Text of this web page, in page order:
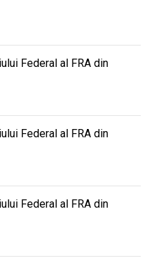
Federal al FRA din
Federal al FRA din
Federal al FRA din